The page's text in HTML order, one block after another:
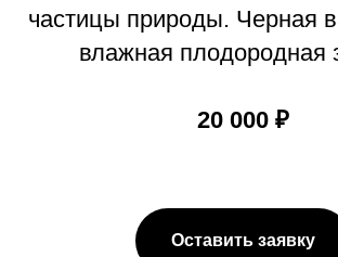
частицы природы. Черная
влажная плодородная
20 000 ₽
Оставить заявку